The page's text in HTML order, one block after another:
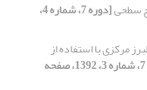
سطحی [دوره 7، شماره 4،
مرکزی با استفاده از
[دوره 7، شماره 3، 1392، صفحه